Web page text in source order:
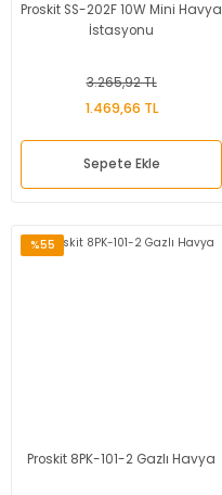
Proskit SS-202F 10W Mini Havya
İstasyonu
3.265,92 TL
1.469,66 TL
Sepete Ekle
%55
Proskit 8PK-101-2 Gazlı Havya